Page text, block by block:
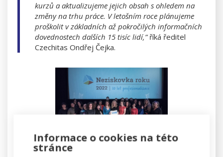
kurzů a aktualizujeme jejich obsah s ohledem na
změny na trhu práce. V letošním roce plánujeme
proškolit v základních až pokročilých informačních
dovednostech dalších 15 tisíc lidí,”říká ředitel
Czechitas Ondřej Čejka.
photo credit: Neziskovka roku
Informace o cookies na této
stránce